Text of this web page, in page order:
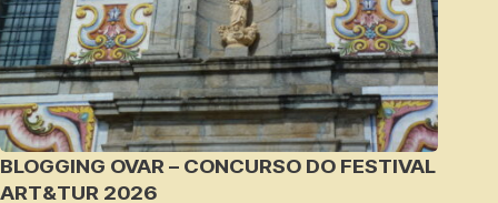
BLOGGING OVAR – CONCURSO DO FESTIVAL
ART&TUR 2026